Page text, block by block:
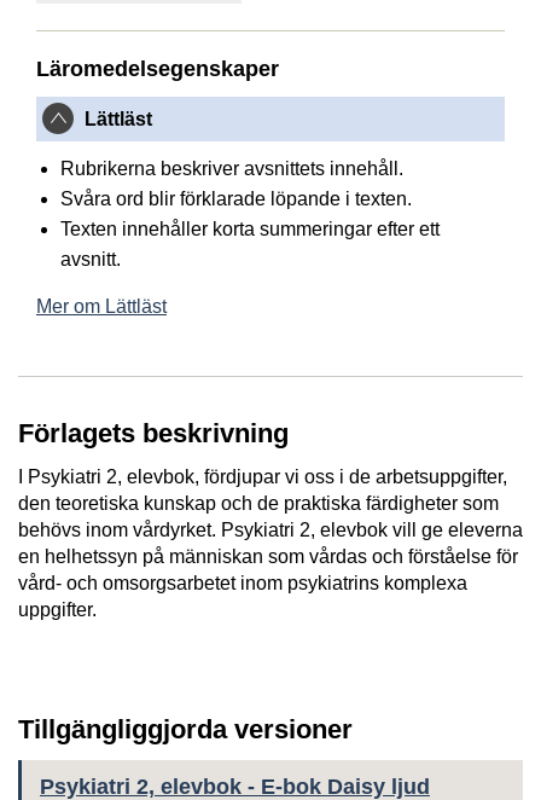
Läromedelsegenskaper
Lättläst
Rubrikerna beskriver avsnittets innehåll.
Svåra ord blir förklarade löpande i texten.
Texten innehåller korta summeringar efter ett
avsnitt.
Mer om Lättläst
Förlagets beskrivning
I Psykiatri 2, elevbok, fördjupar vi oss i de arbetsuppgifter,
den teoretiska kunskap och de praktiska färdigheter som
behövs inom vårdyrket. Psykiatri 2, elevbok vill ge eleverna
en helhetssyn på människan som vårdas och förståelse för
vård- och omsorgsarbetet inom psykiatrins komplexa
uppgifter.
Tillgängliggjorda versioner
Psykiatri 2, elevbok - E-bok Daisy ljud